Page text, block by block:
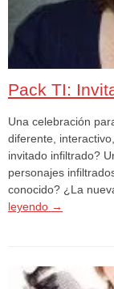
Pack TI:
Una celebración
diferente,
invitado infiltrado?
personajes
conocido? ¿La
leyendo →